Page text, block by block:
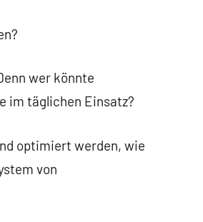
wer könnte
im täglichen Einsatz?
optimiert werden, wie
von